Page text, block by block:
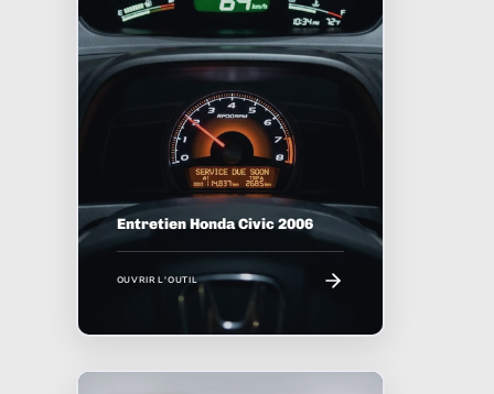
Entretien Honda Civic 2006
OUVRIR L'OUTIL